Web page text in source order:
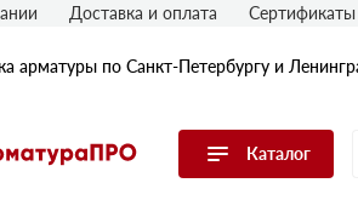
арматуры по Санкт-Петербургу и
Каталог
Доставка и оплата Сертификаты